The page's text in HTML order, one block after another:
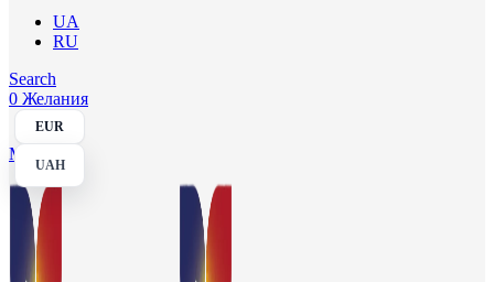
UA
RU
Search
0 Желания
EUR
UAH
Menu